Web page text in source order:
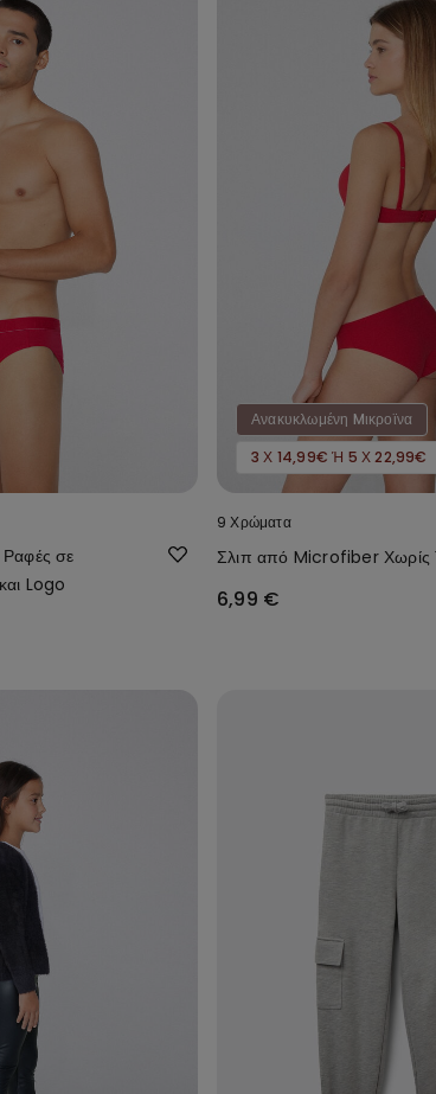
σε
Logo
Ανακυκλωμένη Mικροϊνα
3 Χ 14,99€ Ή 5 Χ 22,99€
9 Χρώματα
Σλιπ από Microfiber Χωρίς
6,99 €